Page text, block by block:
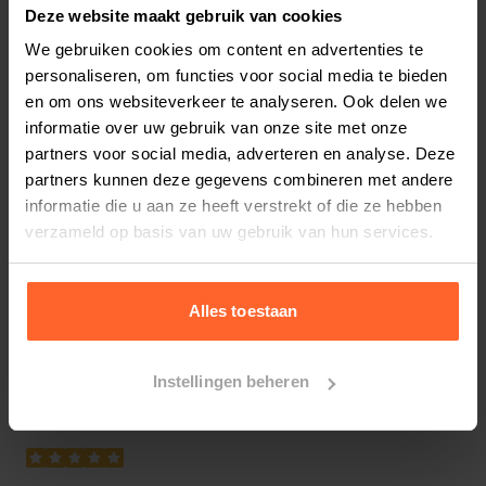
Deze website maakt gebruik van cookies
We gebruiken cookies om content en advertenties te
personaliseren, om functies voor social media te bieden
en om ons websiteverkeer te analyseren. Ook delen we
informatie over uw gebruik van onze site met onze
partners voor social media, adverteren en analyse. Deze
partners kunnen deze gegevens combineren met andere
informatie die u aan ze heeft verstrekt of die ze hebben
verzameld op basis van uw gebruik van hun services.
Alles toestaan
Instellingen beheren
Nederlandse kip en Brits lam. Smølke Adult with
Fish and Rice is een gezonde en gebalanceerde
voeding die iedere dag weer zorgt voor een blije
en tevreden kat. Natuurlijk zonder kunstmatige
geur-, kleur- en smaakstoffen en chemische
antioxidanten!
Samenstelling Smolke Adult Vis en Rijst
kattenvoer:
kippenvet (gestabiliseerd met natuurlijke
tocoferolen), rijst, sorghum, maisgluten,
kippenmeel (7%), bietenpulp, lamsmeel (4%),
gehydroliseerd eiwit, vitaminen en mineralen
visolie* (0,8%), cichorei,
natriumhexametafosfaat (0,1%). *Uit een MSC
Bestelherinnering instellen
Productreviews
(2 beoordelingen)
10.0 /10
4 0beoordelingen